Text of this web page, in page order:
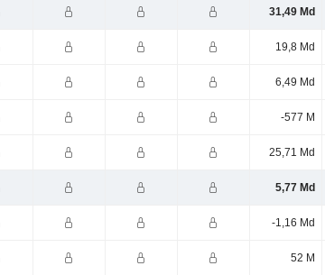
31,49 Md
19,8 Md
6,49 Md
-577 M
25,71 Md
5,77 Md
-1,16 Md
52 M